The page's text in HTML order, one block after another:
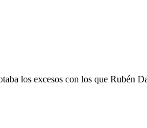
los excesos con los que